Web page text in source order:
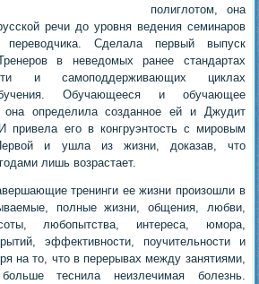
полиглотом, она
речи до уровня ведения семинаров
Сделала первый выпуск
в неведомых ранее стандартах
и самоподдерживающих циклах
Обучающееся и обучающее
определила созданное ей и Джудит
привела его в конгруэнтость с мировым
и ушла из жизни, доказав, что
лишь возрастает.
тренинги ее жизни произошли в
полные жизни, общения, любви,
любопытства, интереса, юмора,
эффективности, поучительности и
на то, что в перерывах между занятиями,
теснила неизлечимая болезнь.